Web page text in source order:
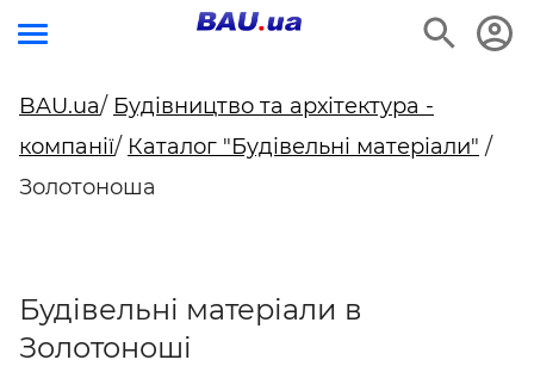
BAU.ua/ Будівництво та архітектура -
компанії/ Каталог "Будівельні матеріали" /
Золотоноша
Будівельні матеріали в
Золотоноші